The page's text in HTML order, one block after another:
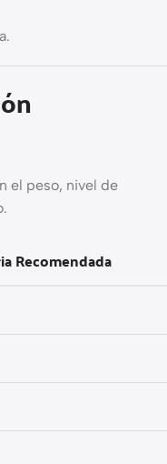
el peso, nivel de
Recomendada